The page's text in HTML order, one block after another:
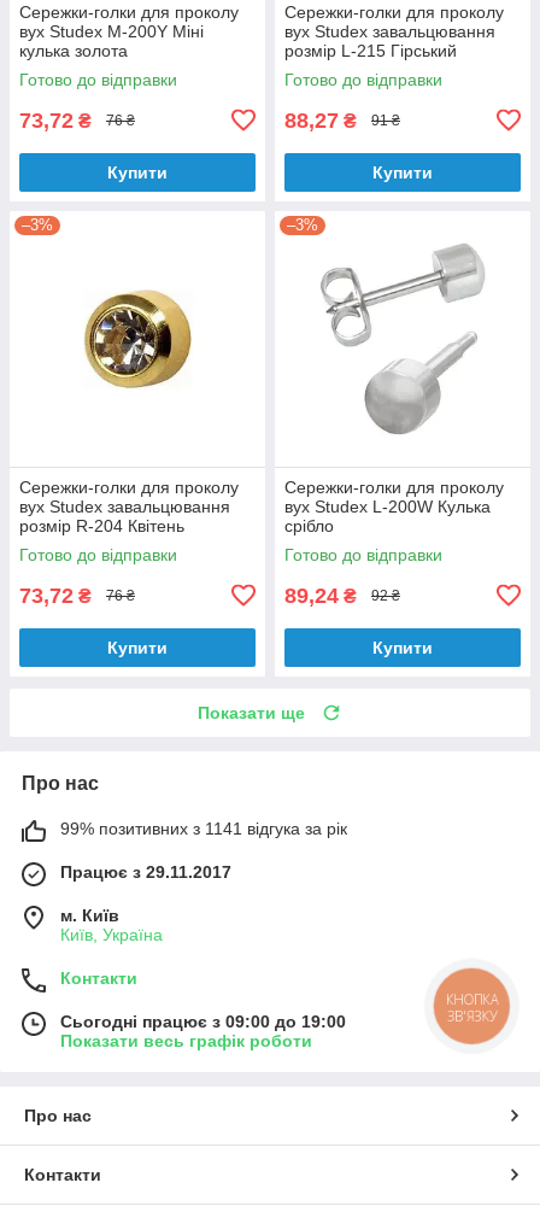
Сережки-голки для проколу
вух Studex М-200Y Міні
кулька золота
Готово до відправки
73,72 ₴ 76 ₴
Купити
Сережки-голки для проколу
вух Studex завальцювання
розмір L-215 Гірський
кришталь хамелеон
Готово до відправки
88,27 ₴ 91 ₴
Купити
–3%
Сережки-голки для проколу
вух Studex завальцювання
розмір R-204 Квітень
Готово до відправки
73,72 ₴ 76 ₴
Купити
–3%
Сережки-голки для проколу
вух Studex L-200W Кулька
срібло
Готово до відправки
89,24 ₴ 92 ₴
Купити
Показати ще
Про нас
99% позитивних з 1141 відгука за рік
Працює з 29.11.2017
м. Київ
Київ, Україна
Контакти
Сьогодні працює з 09:00 до 19:00
Показати весь графік роботи
Про нас
Контакти
КНОПКА
ЗВ'ЯЗКУ